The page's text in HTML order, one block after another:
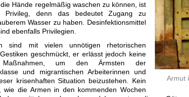
Armut
Hände regelmäßig waschen zu können, ist
Privileg, denn das bedeutet Zugang zu
Wasser zu haben. Desinfektionsmittel
ebenfalls Privilegien.
sind mit vielen unnötigen rhetorischen
geschmückt, er erlässt jedoch keine
Maßnahmen, um den Ärmsten der
und migrantischen Arbeiterinnen und
krisenhaften Situation beizustehen. Kein
wie die Armen in den kommenden Wochen